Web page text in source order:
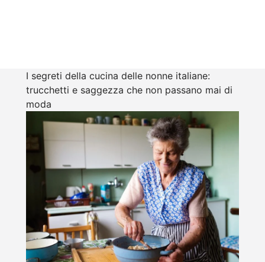
I segreti della cucina delle nonne italiane:
trucchetti e saggezza che non passano mai di
moda